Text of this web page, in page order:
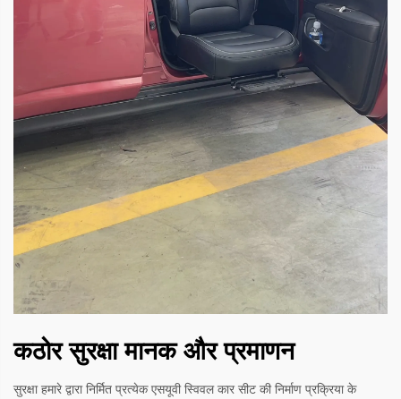
कठोर सुरक्षा मानक और प्रमाणन
सुरक्षा हमारे द्वारा निर्मित प्रत्येक एसयूवी स्विवल कार सीट की निर्माण प्रक्रिया के